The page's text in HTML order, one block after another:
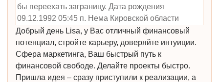
бы переехать заграницу. Дата рождения
09.12.1992 05:45 п. Нема Кировской области
Добрый день Lisa, у Вас отличный финансовый
потенциал, стройте карьеру, доверяйте интуиции.
Сфера маркетинга, Ваш быстрый путь к
финансовой свободе. Делайте проекты быстро.
Пришла идея – сразу приступили к реализации, а